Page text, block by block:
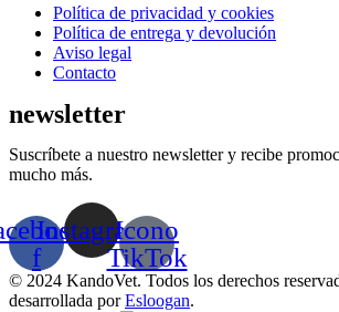
Menú
Política de privacidad y cookies
Política de entrega y devolución
Aviso legal
Contacto
newsletter
Suscríbete a nuestro newsletter y recibe
mucho más.
f
InstagramIcono
TikTok
© 2024 KandoVet. Todos los derechos
desarrollada porEsloogan.